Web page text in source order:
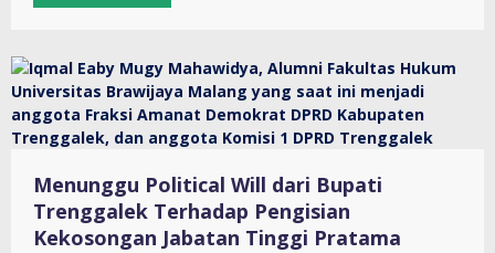
Menunggu Political Will dari Bupati
Trenggalek Terhadap Pengisian
Kekosongan Jabatan Tinggi Pratama